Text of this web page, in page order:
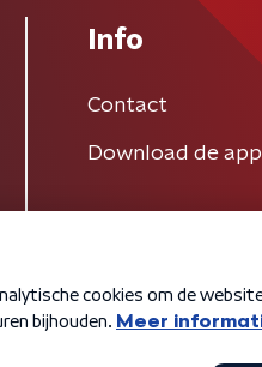
Info
Contact
Download de app